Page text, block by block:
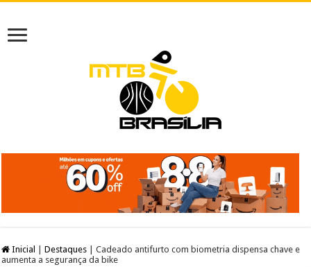
Inicial Destaques
Cadeado antifurto com biometria dispensa chave e
aumenta a segurança da bike